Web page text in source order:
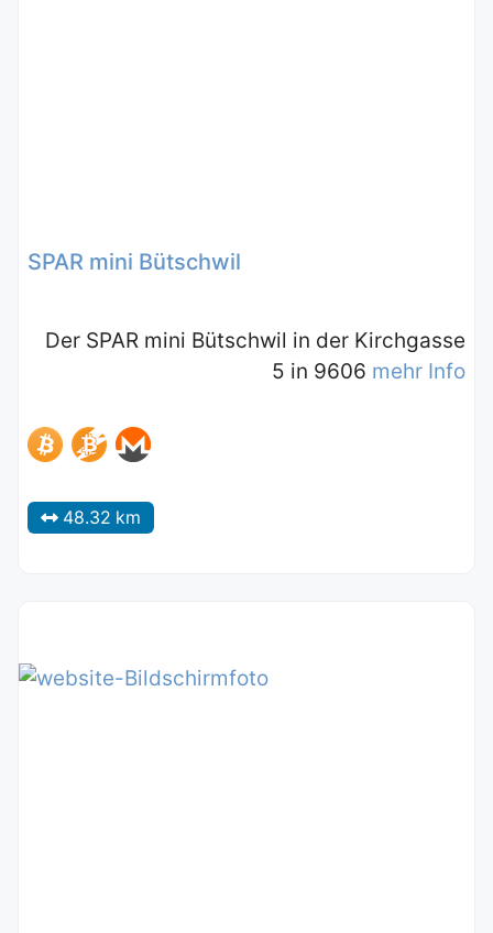
SPAR mini Bütschwil
Der SPAR mini Bütschwil in der Kirchgasse
5 in 9606 mehr Info
48.32 km